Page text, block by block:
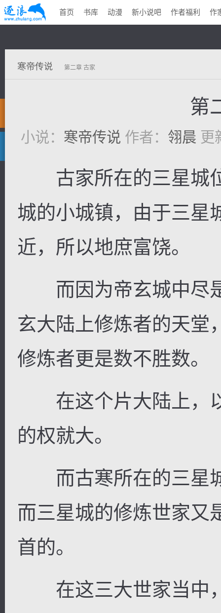
首页 书库 动漫 新小说吧 作者福利 作
寒帝传说 第二章 古家
第
小说： 寒帝传说 作者： 翎晨 更
古家所在的三星城
城的小城镇，由于三星
近，所以地庶富饶。
而因为帝玄城中尽
玄大陆上修炼者的天堂
修炼者更是数不胜数。
在这个片大陆上，
的权就大。
而古寒所在的三星
而三星城的修炼世家又
首的。
在这三大世家当中